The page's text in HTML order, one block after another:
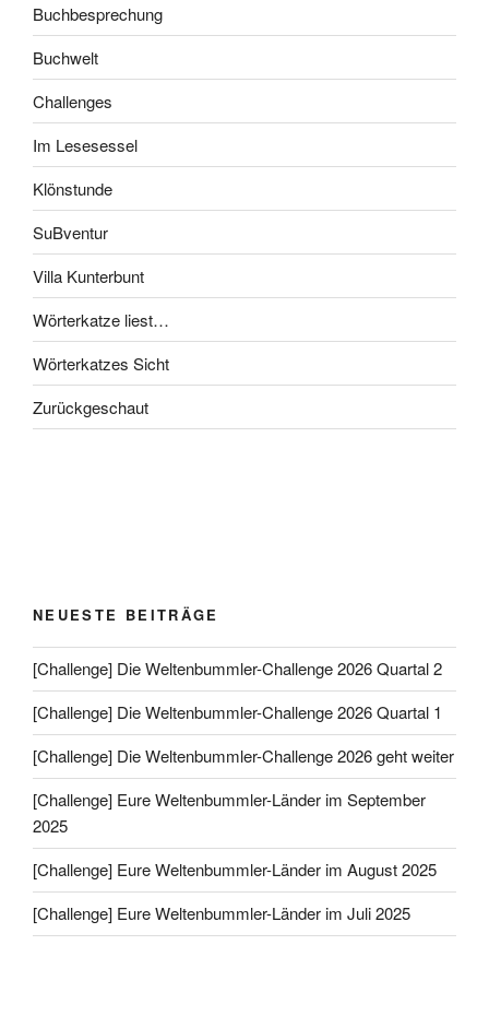
Buchbesprechung
Buchwelt
Challenges
Im Lesesessel
Klönstunde
SuBventur
Villa Kunterbunt
Wörterkatze liest…
Wörterkatzes Sicht
Zurückgeschaut
NEUESTE BEITRÄGE
[Challenge] Die Weltenbummler-Challenge 2026 Quartal 2
[Challenge] Die Weltenbummler-Challenge 2026 Quartal 1
[Challenge] Die Weltenbummler-Challenge 2026 geht weiter
[Challenge] Eure Weltenbummler-Länder im September
2025
[Challenge] Eure Weltenbummler-Länder im August 2025
[Challenge] Eure Weltenbummler-Länder im Juli 2025